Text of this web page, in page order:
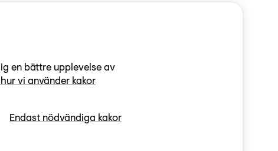
en bättre upplevelse av
vi använder kakor
Endast nödvändiga kakor
exemplet på den
väst. Först 1989
DDR att existera.